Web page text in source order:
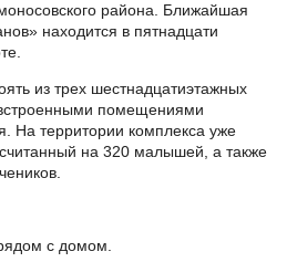
района. Ближайшая
находится в пятнадцати
из трех шестнадцатиэтажных
помещениями
На территории комплекса уже
на 320 малышей, а также
с домом.